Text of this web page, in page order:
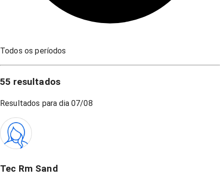
Todos os períodos
55 resultados
Resultados para dia07/08
Tec Rm Sand